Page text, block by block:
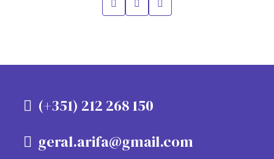
(+351) 212 268 150
geral.arifa@gmail.com